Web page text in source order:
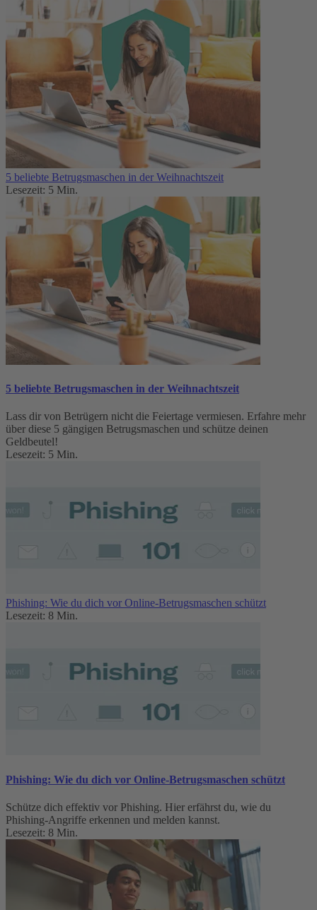
5 beliebte Betrugsmaschen in der Weihnachtszeit
Lesezeit: 5 Min.
5 beliebte Betrugsmaschen in der Weihnachtszeit
Lass dir von Betrügern nicht die Feiertage vermiesen. Erfahre mehr
über diese 5 gängigen Betrugsmaschen und schütze deinen
Geldbeutel!
Lesezeit: 5 Min.
Phishing: Wie du dich vor Online-Betrugsmaschen schützt
Lesezeit: 8 Min.
Phishing: Wie du dich vor Online-Betrugsmaschen schützt
Schütze dich effektiv vor Phishing. Hier erfährst du, wie du
Phishing-Angriffe erkennen und melden kannst.
Lesezeit: 8 Min.